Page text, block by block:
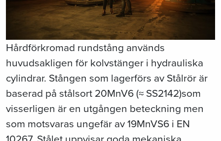
Hårdförkromad rundstång används
huvudsakligen för kolvstänger i hydrauliska
cylindrar. Stången som lagerförs av Stålrör är
baserad på stålsort 20MnV6 (≈SS2142)som
visserligen är en utgången beteckning men
som motsvaras ungefär av 19MnVS6 i EN